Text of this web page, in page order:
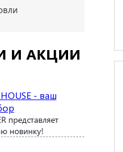
И АКЦИИ
- ваш
представляет
новинку!